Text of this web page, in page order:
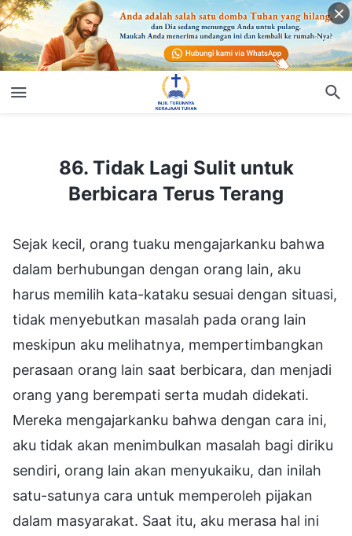
86. Tidak Lagi Sulit untuk Berbicara Terus Terang
86. Tidak Lagi Sulit untuk
Berbicara Terus Terang
Sejak kecil, orang tuaku mengajarkanku bahwa
dalam berhubungan dengan orang lain, aku
harus memilih kata-kataku sesuai dengan situasi,
tidak menyebutkan masalah pada orang lain
meskipun aku melihatnya, mempertimbangkan
perasaan orang lain saat berbicara, dan menjadi
orang yang berempati serta mudah didekati.
Mereka mengajarkanku bahwa dengan cara ini,
aku tidak akan menimbulkan masalah bagi diriku
sendiri, orang lain akan menyukaiku, dan inilah
satu-satunya cara untuk memperoleh pijakan
dalam masyarakat. Saat itu, aku merasa hal ini